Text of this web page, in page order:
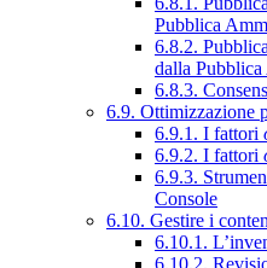
Pubblica
6.8.2.
dalla
6.8.3.
6.9. Ottimizzazione
6.9.1. I fattori
6.9.2. I fattori
6.9.3.
Console
6.10. Gestire i
6.10.1.
6.10.2.